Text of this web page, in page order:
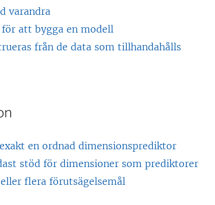
varandra
att bygga en modell
från de data som tillhandahålls
en ordnad dimensionsprediktor
stöd för dimensioner som prediktorer
flera förutsägelsemål